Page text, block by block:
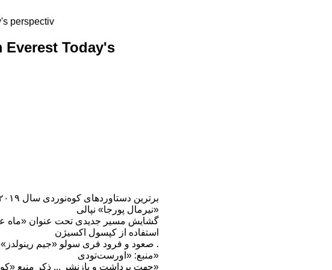
perspectiv
Today's
«نیرمال پورجا» نپالی
استفاده از کپسول اکسیژن
۳-صعود و فرود فری سولو «جیم رینولدز» بر روی «فیتزروی» ۳۴۰۵ متری .
منبع: «اورست‌تودی»
جهت برداشت و بازنشر ... ذکر منبع «کوه‌نوشت»